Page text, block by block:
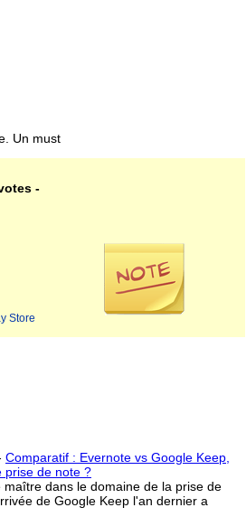
Un must
-
Store
Comparatif : Evernote vs Google Keep,
prise de note ?
dans le domaine de la prise de
de Google Keep l'an dernier a